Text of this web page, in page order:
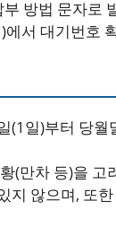
방법 문자로
서 대기번호
(1일)부터 당
(만차 등)을 고
지 않으며, 또